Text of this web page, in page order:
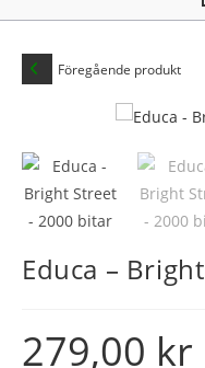
Föregående produkt
Educa –
279,00 kr